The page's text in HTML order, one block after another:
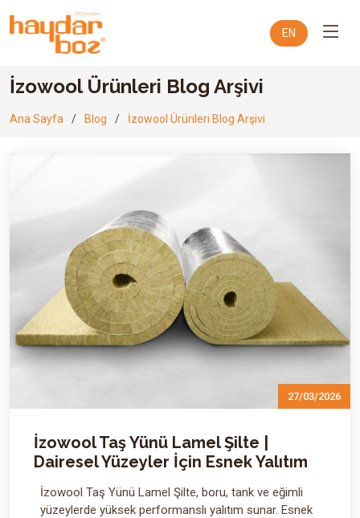
EN
İzowool Ürünleri Blog Arşivi
Ana Sayfa Blog İzowool Ürünleri Blog Arşivi
27/03/2026
İzowool Taş Yünü Lamel Şilte |
Dairesel Yüzeyler İçin Esnek Yalıtım
İzowool Taş Yünü Lamel Şilte, boru, tank ve eğimli
yüzeylerde yüksek performanslı yalıtım sunar. Esnek